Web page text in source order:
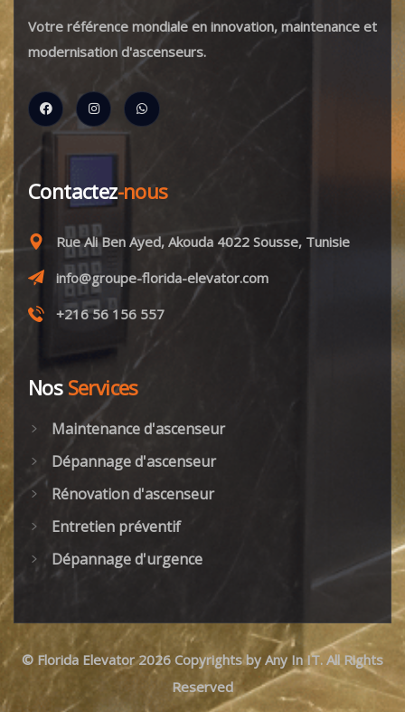
Votre référence mondiale en innovation, maintenance et
modernisation d'ascenseurs.
Contactez-nous
Rue Ali Ben Ayed, Akouda 4022 Sousse, Tunisie
info@groupe-florida-elevator.com
+216 56 156 557
Nos Services
Maintenance d'ascenseur
Dépannage d'ascenseur
Rénovation d'ascenseur
Entretien préventif
Dépannage d'urgence
© Florida Elevator2026 Copyrights by Any In IT. All Rights
Reserved